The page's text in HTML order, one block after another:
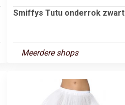
Smiffys Tutu onderrok zwart
Meerdere shops